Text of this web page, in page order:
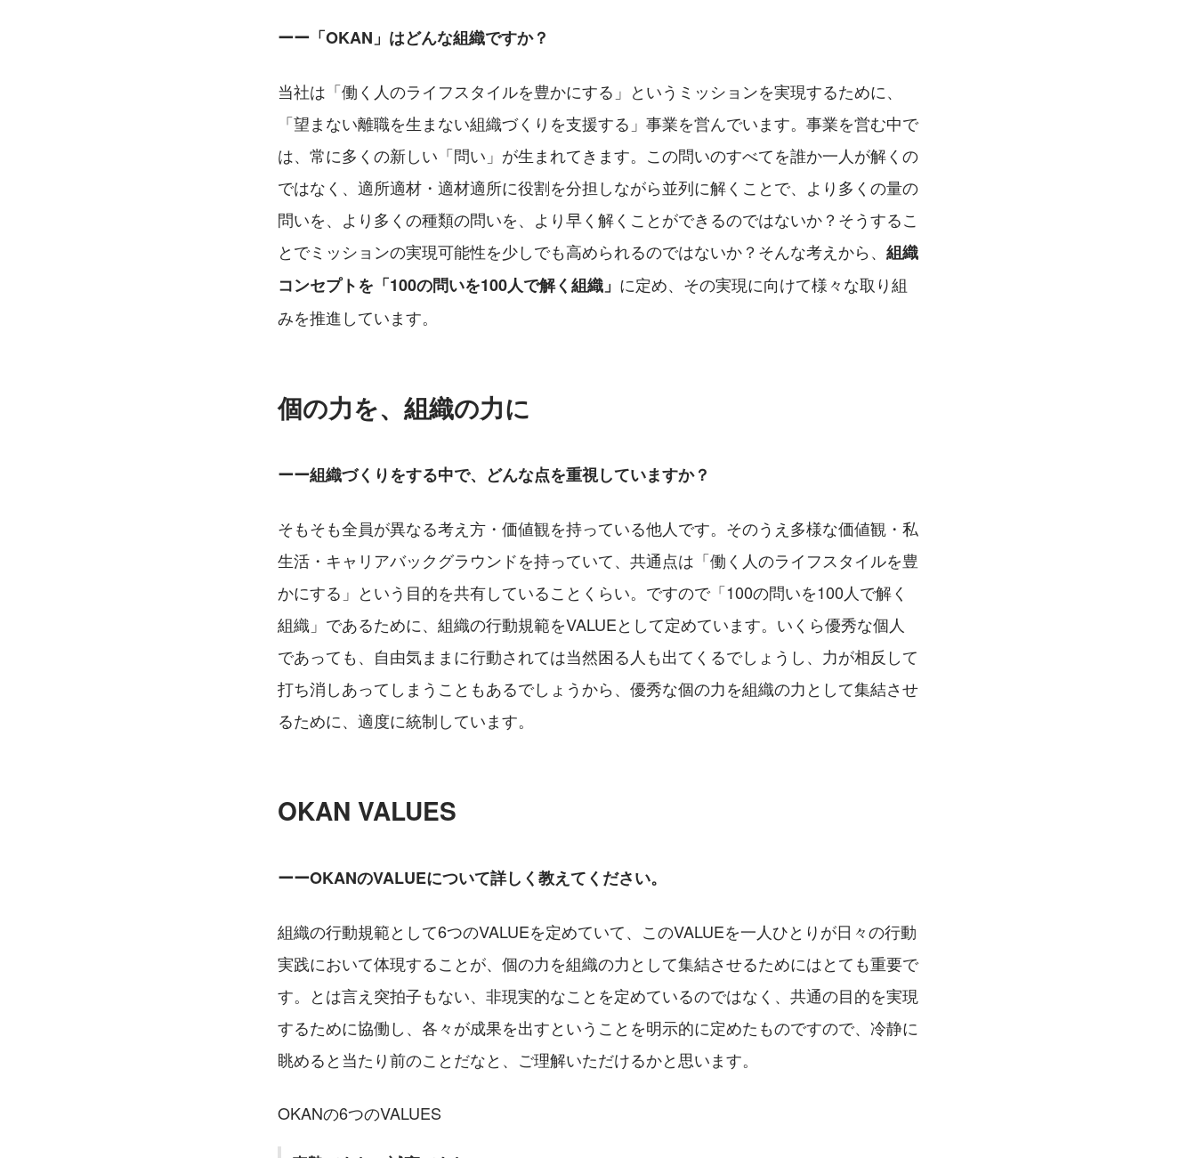
ーー「OKAN」はどんな組織ですか？
当社は「働く人のライフスタイルを豊かにする」というミッションを実現するために、
「望まない離職を生まない組織づくりを支援する」事業を営んでいます。事業を営む中で
は、常に多くの新しい「問い」が生まれてきます。この問いのすべてを誰か一人が解くの
ではなく、適所適材・適材適所に役割を分担しながら並列に解くことで、より多くの量の
問いを、より多くの種類の問いを、より早く解くことができるのではないか？そうするこ
とでミッションの実現可能性を少しでも高められるのではないか？そんな考えから、 組織
コンセプトを「100の問いを100人で解く組織」 に定め、その実現に向けて様々な取り組
みを推進しています。
個の力を、組織の力に
ーー組織づくりをする中で、どんな点を重視していますか？
そもそも全員が異なる考え方・価値観を持っている他人です。そのうえ多様な価値観・私
生活・キャリアバックグラウンドを持っていて、共通点は「働く人のライフスタイルを豊
かにする」という目的を共有していることくらい。ですので「100の問いを100人で解く
組織」であるために、組織の行動規範をVALUEとして定めています。いくら優秀な個人
であっても、自由気ままに行動されては当然困る人も出てくるでしょうし、力が相反して
打ち消しあってしまうこともあるでしょうから、優秀な個の力を組織の力として集結させ
るために、適度に統制しています。
OKAN VALUES
ーーOKANのVALUEについて詳しく教えてください。
組織の行動規範として6つのVALUEを定めていて、このVALUEを一人ひとりが日々の行動
実践において体現することが、個の力を組織の力として集結させるためにはとても重要で
す。とは言え突拍子もない、非現実的なことを定めているのではなく、共通の目的を実現
するために協働し、各々が成果を出すということを明示的に定めたものですので、冷静に
眺めると当たり前のことだなと、ご理解いただけるかと思います。
OKANの6つのVALUES